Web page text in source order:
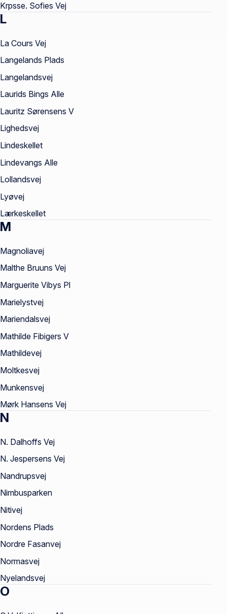
Krpsse. Sofies Vej
L
La Cours Vej
Langelands Plads
Langelandsvej
Laurids Bings Alle
Lauritz Sørensens V
Lighedsvej
Lindeskellet
Lindevangs Alle
Lollandsvej
Lyøvej
Lærkeskellet
M
Magnoliavej
Malthe Bruuns Vej
Marguerite Vibys Pl
Marielystvej
Mariendalsvej
Mathilde Fibigers V
Mathildevej
Moltkesvej
Munkensvej
Mørk Hansens Vej
N
N. Dalhoffs Vej
N. Jespersens Vej
Nandrupsvej
Nimbusparken
Nitivej
Nordens Plads
Nordre Fasanvej
Normasvej
Nyelandsvej
O